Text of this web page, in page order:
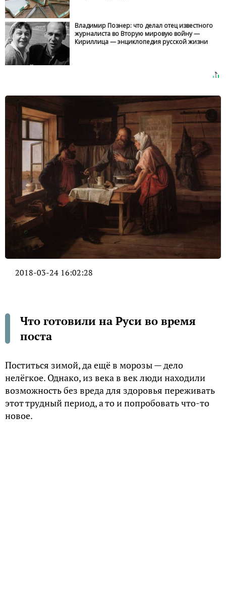
Владимир Познер: что делал отец известного
журналиста во Вторую мировую войну —
Кириллица — энциклопедия русской жизни
2018-03-24 16:02:28
Что готовили на Руси во время
поста
Поститься зимой, да ещё в морозы — дело
нелёгкое. Однако, из века в век люди находили
возможность без вреда для здоровья переживать
этот трудный период, а то и попробовать что-то
новое.